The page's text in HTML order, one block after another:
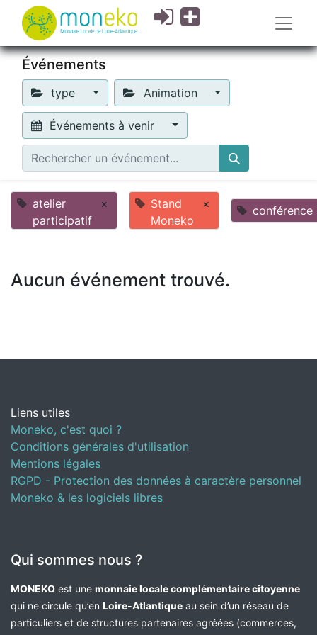
Événements
type Animation
Événements à venir
atelier
participatif
×
Stand
Moneko
× conférence
Aucun événement trouvé.
Liens utiles
Moneko, c'est quoi ?
Conditions générales d'utilisation
Mentions légales
RGPD - Protection des données à caractère personnel
Moneko & les logiciels libres
Qui sommes nous ?
MONEKO est une monnaie locale complémentaire citoyenne
qui ne circule qu’en Loire-Atlantique au sein d’un réseau de
particuliers et de structures partenaires agréées (commerces,